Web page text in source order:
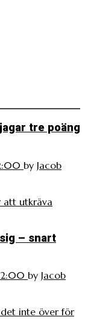
tre poäng
by Jacob
att utkräva
– snart
by Jacob
inte över för